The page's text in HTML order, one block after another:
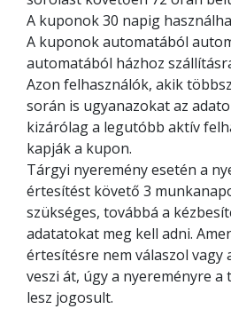
A kuponok 30 napig
A kuponok automatából
automatából házhoz
Azon felhasználók, akik
során is ugyanazokat az
kizárólag a legutóbb aktív
kapják a kupon.
Tárgyi nyeremény esetén a
értesítést követő 3
szükséges, továbbá a
adatatokat meg kell adni.
értesítésre nem válaszol vagy
veszi át, úgy a nyereményre
lesz jogosult.